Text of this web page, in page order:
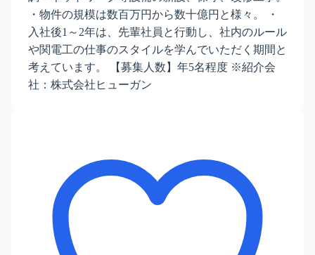
・物件の規模は数百万円から数十億円と様々。 ・
入社後1～2年は、先輩社員と行動し、社内のルール
や関電工の仕事のスタイルを学んでいただく期間と
考えています。 【募集人数】年5名程度 ※紹介会
社：株式会社ヒューガン